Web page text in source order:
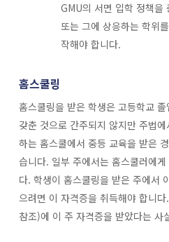
GMU의 서면 입학 정책을
또는 그에 상응하는 학위
작해야 합니다.
홈스쿨링
홈스쿨링을 받은 학생은 고등학교
갖춘 것으로 간주되지 않지만 주법
하는 홈스쿨에서 중등 교육을 받은
습니다. 일부 주에서는 홈스쿨러에
다. 학생이 홈스쿨링을 받은 주에서
으려면 이 자격증을 취득해야 합니
참조)에 이 주 자격증을 받았다는 사